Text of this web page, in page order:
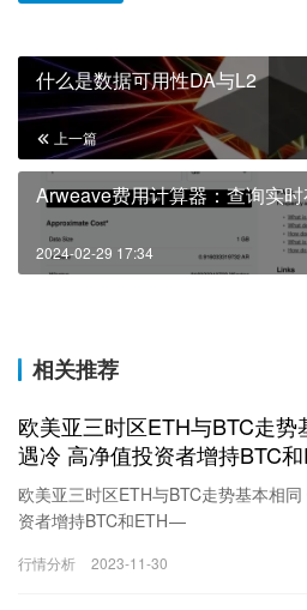
什么是数据可用性DA与L2
上一篇
Arweave费用计算器：查询实
2024-02-29 17:34
相关推荐
欧美亚三时区ETH与BTC走
遇冷 高净值投资者增持BTC
欧美亚三时区ETH与BTC走势基本相
资者增持BTC和ETH —
edce763baf/href昨天我们通过三个不
行情分析 2023-11-30